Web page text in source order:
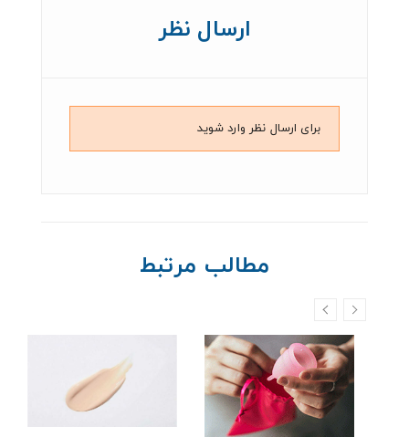
ارسال نظر
برای ارسال نظر وارد شوید
مطالب مرتبط